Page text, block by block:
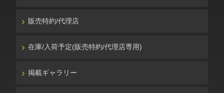
販売特約/代理店
在庫/入荷予定(販売特約/代理店専用)
掲載ギャラリー